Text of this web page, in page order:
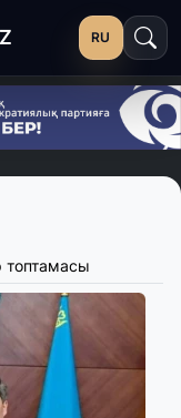
RU
топтамасы